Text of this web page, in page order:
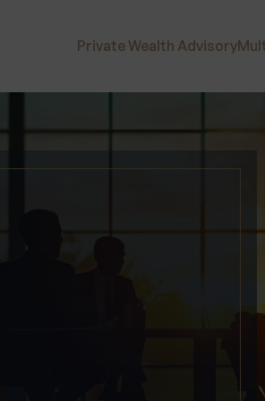
Private Wealth Advisory